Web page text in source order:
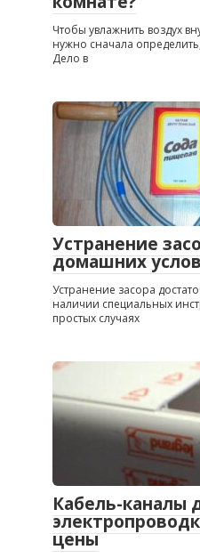
Чтобы увлажнить воздух
нужно сначала
Дело в
Устранение
домашних
Устранение засора
наличии специальных
простых случаях
Кабель-каналы
цены